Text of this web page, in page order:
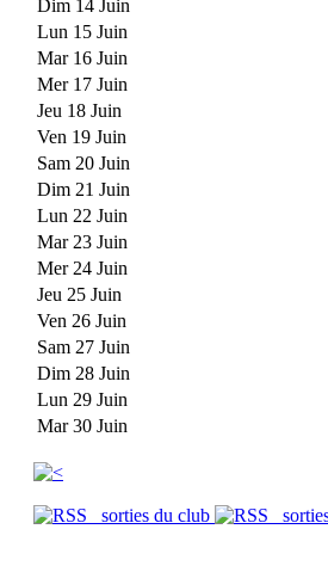
Dim 14 Juin
Lun 15 Juin
Mar 16 Juin
Mer 17 Juin
Jeu 18 Juin
Ven 19 Juin
Sam 20 Juin
Dim 21 Juin
Lun 22 Juin
Mar 23 Juin
Mer 24 Juin
Jeu 25 Juin
Ven 26 Juin
Sam 27 Juin
Dim 28 Juin
Lun 29 Juin
Mar 30 Juin
sorties du club